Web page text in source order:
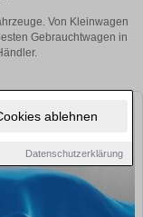
ablehnen
Datenschutzerklärung
Von Kleinwagen
Gebrauchtwagen in